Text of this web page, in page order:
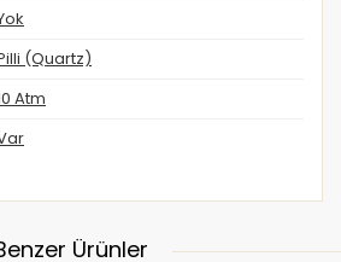
(Quartz)
Atm
Ürünler